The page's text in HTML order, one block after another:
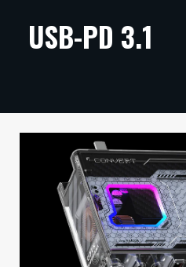
ARTIKKELIT
TECHBBS
VAIHDA TEEMA
USB-PD 3.1